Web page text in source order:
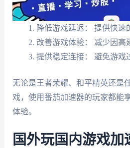
降低游戏延迟： 提供快速
改善游戏体验： 减少因高
提供稳定连接： 避免游戏
无论是王者荣耀、和平精英还是
戏，使用番茄加速器的玩家都能
体验。
国外玩国内游戏加